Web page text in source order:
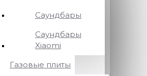
Саундбары
Саундбары
Xiaomi
Газовые плиты